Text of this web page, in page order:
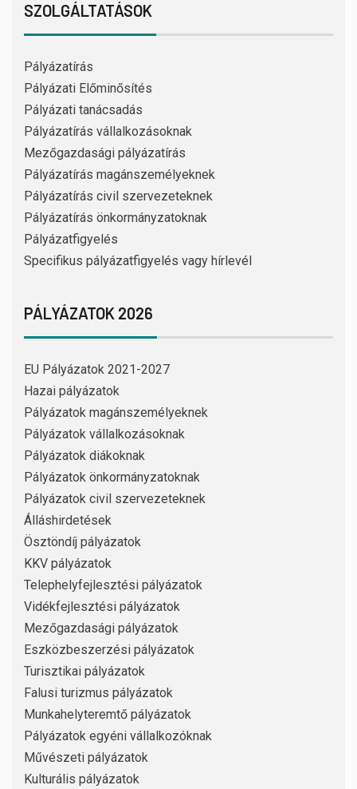
SZOLGÁLTATÁSOK
Pályázatírás
Pályázati Előminősítés
Pályázati tanácsadás
Pályázatírás vállalkozásoknak
Mezőgazdasági pályázatírás
Pályázatírás magánszemélyeknek
Pályázatírás civil szervezeteknek
Pályázatírás önkormányzatoknak
Pályázatfigyelés
Specifikus pályázatfigyelés vagy hírlevél
PÁLYÁZATOK 2026
EU Pályázatok 2021-2027
Hazai pályázatok
Pályázatok magánszemélyeknek
Pályázatok vállalkozásoknak
Pályázatok diákoknak
Pályázatok önkormányzatoknak
Pályázatok civil szervezeteknek
Álláshirdetések
Ösztöndíj pályázatok
KKV pályázatok
Telephelyfejlesztési pályázatok
Vidékfejlesztési pályázatok
Mezőgazdasági pályázatok
Eszközbeszerzési pályázatok
Turisztikai pályázatok
Falusi turizmus pályázatok
Munkahelyteremtő pályázatok
Pályázatok egyéni vállalkozóknak
Művészeti pályázatok
Kulturális pályázatok